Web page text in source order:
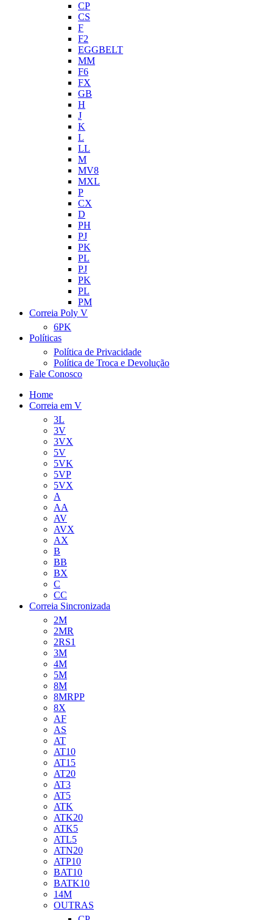
CP
CS
F
F2
EGGBELT
MM
F6
FX
GB
H
J
K
L
LL
M
MV8
MXL
P
CX
D
PH
PJ
PK
PL
PJ
PK
PL
PM
Correia Poly V
6PK
Políticas
Política de Privacidade
Política de Troca e Devolução
Fale Conosco
Home
Correia em V
3L
3V
3VX
5V
5VK
5VP
5VX
A
AA
AV
AVX
AX
B
BB
BX
C
CC
Correia Sincronizada
2M
2MR
2RS1
3M
4M
5M
8M
8MRPP
8X
AF
AS
AT
AT10
AT15
AT20
AT3
AT5
ATK
ATK20
ATK5
ATL5
ATN20
ATP10
BAT10
BATK10
14M
OUTRAS